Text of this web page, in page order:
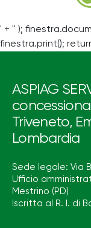
' + '' );
finestra.print();
ASPIAG
Triveneto,
Lombardia
Sede legale: Via
Ufficio
Mestrino (PD)
Iscritta al R. I. di